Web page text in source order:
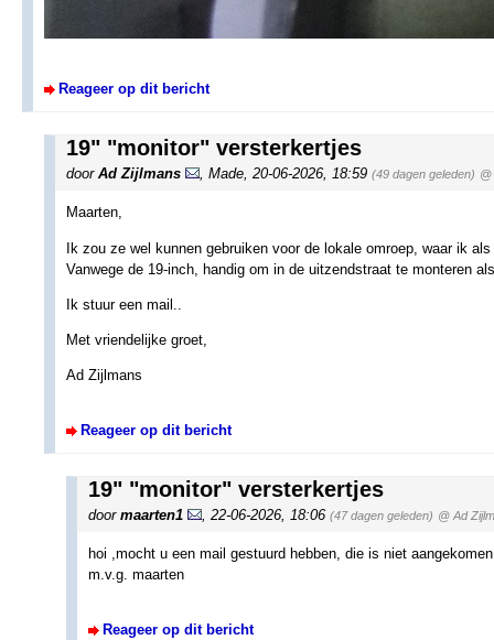
Reageer op dit bericht
19" "monitor" versterkertjes
door Ad Zijlmans , Made, 20-06-2026, 18:59 (49 dagen geleden)
Maarten,
Ik zou ze wel kunnen gebruiken voor de lokale omroep, waar ik
Vanwege de 19-inch, handig om in de uitzendstraat te monteren
Ik stuur een mail..
Met vriendelijke groet,
Ad Zijlmans
Reageer op dit bericht
19" "monitor" versterkertjes
door maarten1 , 22-06-2026, 18:06 (47 dagen geleden) @ Ad
hoi ,mocht u een mail gestuurd hebben, die is niet
m.v.g. maarten
Reageer op dit bericht